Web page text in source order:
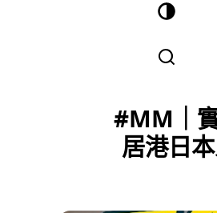
#MM｜
居港日